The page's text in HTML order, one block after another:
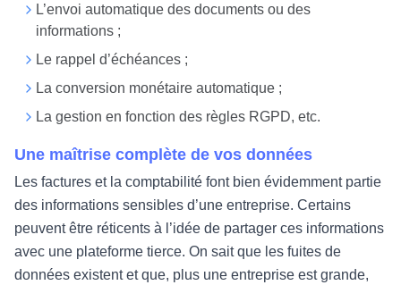
L’envoi automatique des documents ou des
informations ;
Le rappel d’échéances ;
La conversion monétaire automatique ;
La gestion en fonction des règles RGPD, etc.
Une maîtrise complète de vos données
Les factures et la comptabilité font bien évidemment partie
des informations sensibles d’une entreprise. Certains
peuvent être réticents à l’idée de partager ces informations
avec une plateforme tierce. On sait que les fuites de
données existent et que, plus une entreprise est grande,